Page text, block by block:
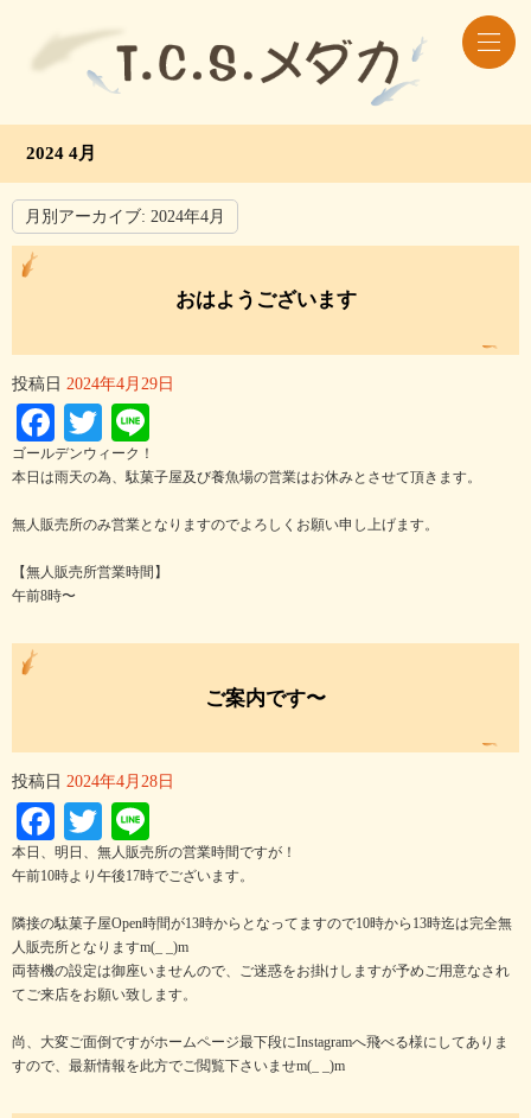
2024 4月
月別アーカイブ: 2024年4月
おはようございます
投稿日 2024年4月29日
Facebook
Twitter
ゴールデンウィーク！
本日は雨天の為、駄菓子屋及び養魚場の営業はお休みとさせて頂きます。
無人販売所のみ営業となりますのでよろしくお願い申し上げます。
【無人販売所営業時間】
午前8時〜
ご案内です〜
投稿日 2024年4月28日
Facebook
Twitter
本日、明日、無人販売所の営業時間ですが！
午前10時より午後17時でございます。
隣接の駄菓子屋Open時間が13時からとなってますので10時から13時迄は完全無
人販売所となりますm(_ _)m
両替機の設定は御座いませんので、ご迷惑をお掛けしますが予めご用意なされ
てご来店をお願い致します。
尚、大変ご面倒ですがホームページ最下段にInstagramへ飛べる様にしてありま
すので、最新情報を此方でご閲覧下さいませm(_ _)m